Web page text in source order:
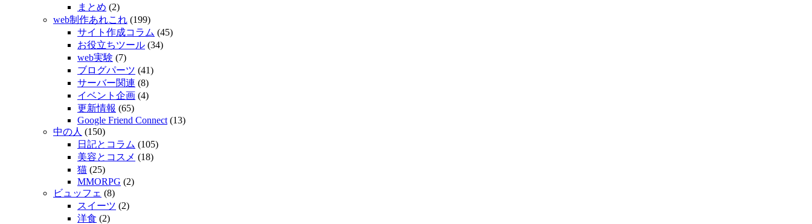
まとめ (2)
web制作あれこれ (199)
サイト作成コラム (45)
お役立ちツール (34)
web実験 (7)
ブログパーツ (41)
サーバー関連 (8)
イベント企画 (4)
更新情報 (65)
Google Friend Connect (13)
中の人 (150)
日記とコラム (105)
美容とコスメ (18)
猫 (25)
MMORPG (2)
ビュッフェ (8)
スイーツ (2)
洋食 (2)